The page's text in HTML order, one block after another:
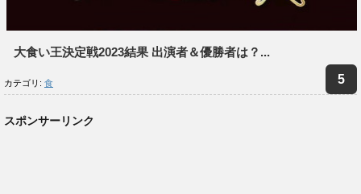
大食い王決定戦2023結果 出演者＆優勝者は？...
カテゴリ: 食
スポンサーリンク